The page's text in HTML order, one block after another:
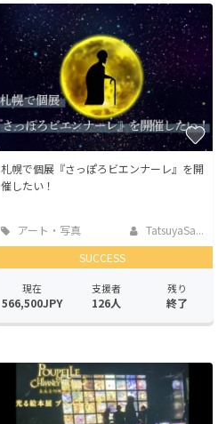
札幌で個展『さっぽろビエンナーレ』を開
催したい！
アート・写真
TatsuyaSa...
SUCCESS
現在
566,500JPY
支援者
126人
残り
終了